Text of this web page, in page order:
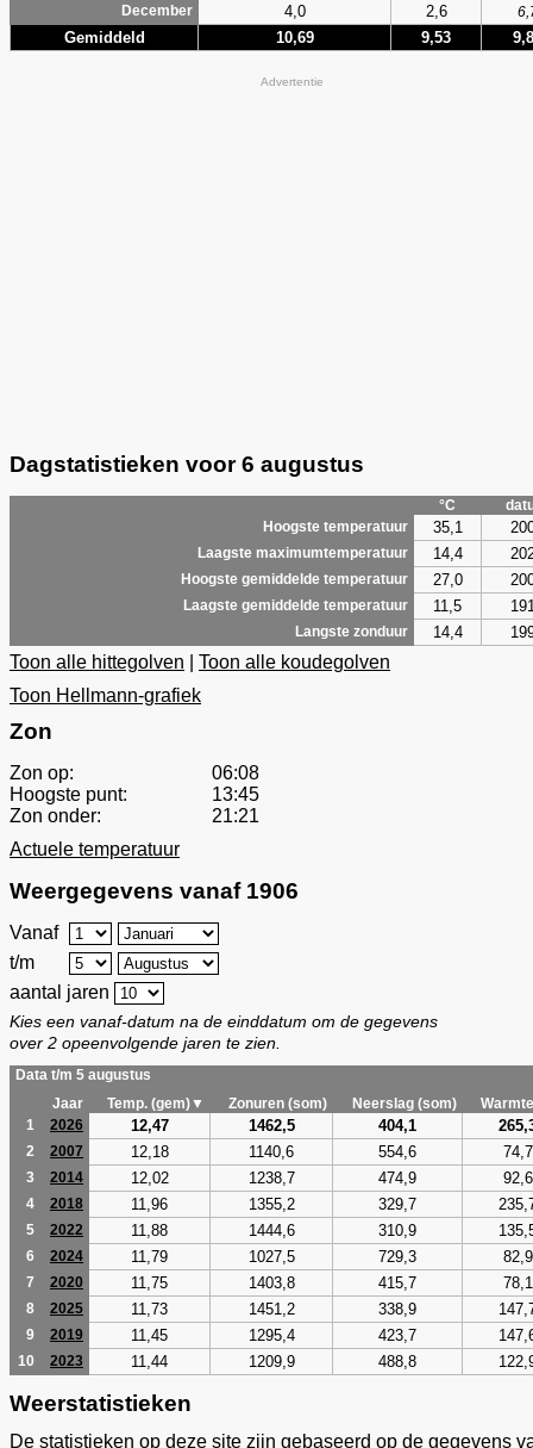
December
4,0 2,6
Gemiddeld 10,69 9,53
Advertentie
Dagstatistieken voor 6 augustus
°C
Hoogste temperatuur
35,1
Laagste maximumtemperatuur 14,4
Hoogste gemiddelde temperatuur 27,0
Laagste gemiddelde temperatuur 11,5
Langste zonduur 14,4
Toon alle hittegolven
Toon alle koudegolven
Toon Hellmann-grafiek
Zon
Zon op:
06:08
Hoogste punt:
13:45
Zon onder:
21:21
Actuele temperatuur
Weergegevens vanaf 1906
Vanaf
t/m
aantal jaren
Kies een vanaf-datum na de einddatum om de gegevens
over 2 opeenvolgende jaren te zien.
Data t/m 5 augustus
Jaar
Temp. (gem)▼ Zonuren (som) Neerslag (som)
1
2026 12,47 1462,5 404,1
2 2007 12,18 1140,6 554,6 74,7
3 2014 12,02 1238,7 474,9 92,6
4 2018 11,96 1355,2 329,7
5 2022 11,88 1444,6 310,9
6 2024 11,79 1027,5 729,3 82,9
7 2020 11,75 1403,8 415,7 78,1
8 2025 11,73 1451,2 338,9
9 2019 11,45 1295,4 423,7
10 2023 11,44 1209,9 488,8
Weerstatistieken
De statistieken op deze site zijn gebaseerd op de gegevens